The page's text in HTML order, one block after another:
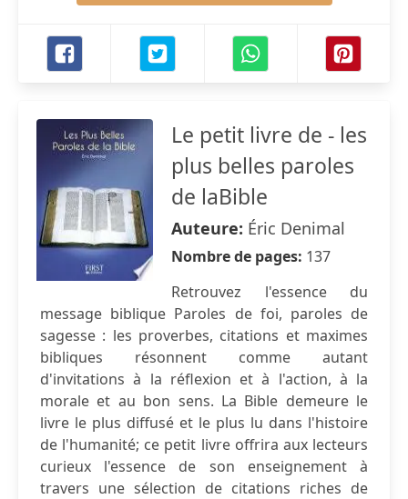
Le petit livre de - les
plus belles paroles
de laBible
Auteure: Éric Denimal
Nombre de pages: 137
Retrouvez l'essence du
message biblique Paroles de foi, paroles de
sagesse : les proverbes, citations et maximes
bibliques résonnent comme autant
d'invitations à la réflexion et à l'action, à la
morale et au bon sens. La Bible demeure le
livre le plus diffusé et le plus lu dans l'histoire
de l'humanité; ce petit livre offrira aux lecteurs
curieux l'essence de son enseignement à
travers une sélection de citations riches de